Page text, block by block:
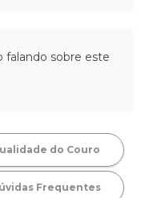
falando sobre este
do Couro
Frequentes